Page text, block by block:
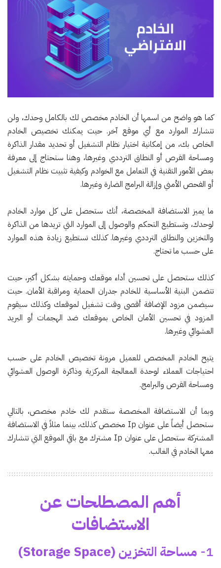
كما هو واضح من اسمها أن الخادم مخصص لك بالكامل وحدك، ولن
تتشارك الموارد مع أي موقع آخر. حيث يمكنك تخصيص الخادم
الخاص بك، من إمكانية اختيار نظام التشغيل أو تحديد مقدار الذاكرة
ومساحة القرص أو النطاق الترددي وغيرها، وهنا ستحتاج إلى معرفة
بعض الأمور التقنية في التعامل مع الخوادم وكيفية تثبيت نظام التشغيل
أو الفحص الأمني وإزالة البرامج الضارة وغيرها.
ما يميز الاستضافة المخصصة، أنك ستحصل على كل موارد الخادم
لوحدك، وتستطيع التحكم والوصول إلى الموارد التي تريدها من الذاكرة
والتخزين والنطاق الترددي وغيرها. كذلك تستطيع زيادة هذه الموارد
على حسب ما تحتاج.
كذلك ستحصل على تحسين أداء موقعك وحمايته بشكل أكبر، حيث
تتضمن البنية الأساسية للخادم جدران الحماية ومراقبة الأمان. حيث
سيضمن مزود الإضافة أقصى وقت تشغيل لموقعك وكذلك سيقوم
المزود في تحسين الأمان الخاص بموقعك ضد الهجمات أو البريد
العشوائي وغيرها.
يتيح الخادم المخصص للعميل مرونة تخصيص الخادم على حسب
احتياجات العملاء لوحدة المعالجة المركزية وذاكرة الوصول العشوائي
ومساحة القرص والبرامج.
وبما أن الاستضافة المخصصة ستقدم لك خادم مخصص، بالتالي
ستحصل أيضاً على عنوان Ip مخصص كذلك، بينما مثلاً في الاستضافة
المشتركة ستحصل على عنوان Ip مشترك مع باقي الموقع التي تتشارك
معها الخادم في الغالب.
أهم المصطلحات عن
الاستضافات
1- مساحة التخزين (Storage Space)